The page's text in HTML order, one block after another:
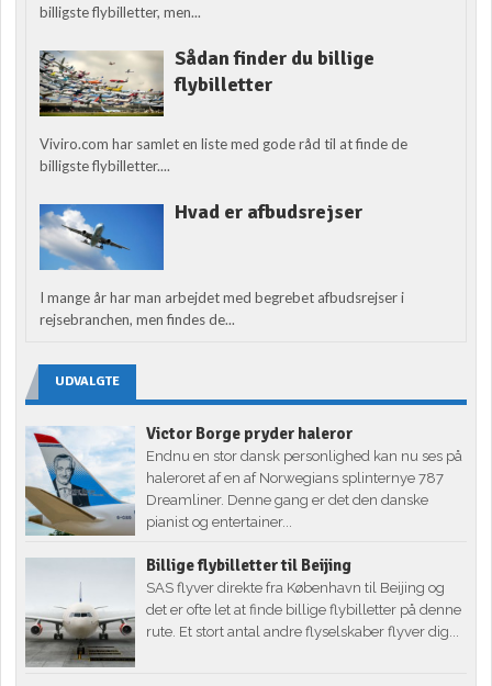
billigste flybilletter, men...
Sådan finder du billige
flybilletter
Viviro.com har samlet en liste med gode råd til at finde de
billigste flybilletter....
Hvad er afbudsrejser
I mange år har man arbejdet med begrebet afbudsrejser i
rejsebranchen, men findes de...
UDVALGTE
Victor Borge pryder haleror
Endnu en stor dansk personlighed kan nu ses på
haleroret af en af Norwegians splinternye 787
Dreamliner. Denne gang er det den danske
pianist og entertainer...
Billige flybilletter til Beijing
SAS flyver direkte fra København til Beijing og
det er ofte let at finde billige flybilletter på denne
rute. Et stort antal andre flyselskaber flyver dig...